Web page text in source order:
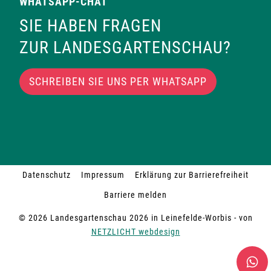
SIE HABEN FRAGEN
ZUR LANDESGARTENSCHAU?
SCHREIBEN SIE UNS PER WHATSAPP
© 2026 Landesgartenschau 2026 in Leinefelde-Worbis - von
NETZLICHT webdesign
Datenschutz Impressum
Erklärung zur Barrierefreiheit
Barriere melden